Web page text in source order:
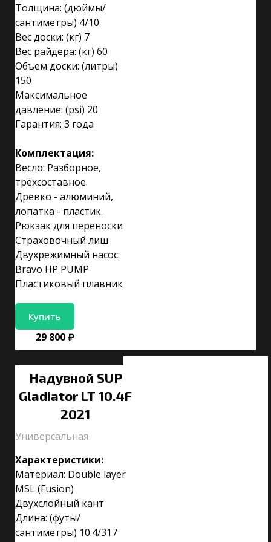
Толщина: (дюймы/
сантиметры) 4/10
Вес доски: (кг) 7
Вес райдера: (кг) 60
Объем доски: (литры)
150
Максимальное
давление: (psi) 20
Гарантия: 3 года
Комплектация:
Весло: Разборное,
трёхсоставное.
Древко - алюминий,
лопатка - пластик.
Рюкзак для переноски
Страховочный лиш
Двухрежимный насос:
Bravo HP PUMP
Пластиковый плавник
Купить
29 800 ₽
Надувной SUP
Gladiator LT 10.4F
2021
Универсальная
Характеристики:
Материал: Double layer
MSL (Fusion)
Двухслойный кант
Длина: (футы/
сантиметры) 10.4/317